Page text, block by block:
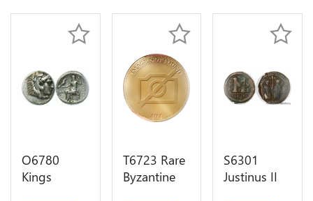
O6780
Kings
T6723 Rare
Byzantine
S6301
Justinus II